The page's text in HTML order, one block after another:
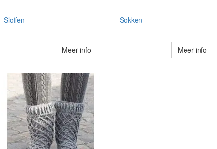
Sloffen
Meer info
Sokken
Meer info